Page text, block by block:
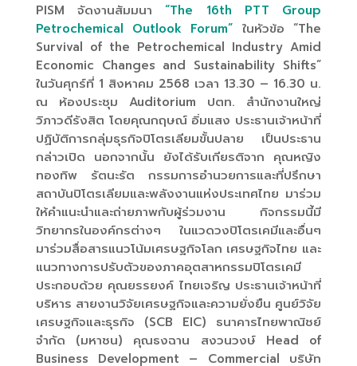
PISM จัดงานสัมมนา“The 16th PTT Group
Petrochemical Outlook Forum” ในหัวข้อ “The
Survival of the Petrochemical Industry Amid
Economic Changes and Sustainability Shifts”
ในวันศุกร์ที่ 1 สิงหาคม 2568 เวลา 13.30 – 16.30 น.
ณ ห้องประชุม Auditorium ปตท. สำนักงานใหญ่
วิภาวดีรังสิต โดยคุณกฤษณ์ อิ่มแสง ประธานเจ้าหน้าที่
ปฏิบัติการกลุ่มธุรกิจปิโตรเลียมขั้นปลาย เป็นประธาน
กล่าวเปิด นอกจากน้้น ยังได้รับเกียรติจาก คุณหญิง
ทองทิพ รัตนะรัตกรรมการอำนวยการและที่ปรึกษา
สถาบันปิโตรเลียมและพลังงานแห่งประเทศไทย มาร่วม
ให้คำแนะนำและถ่ายภาพกับผู้ร่วมงาน กิจกรรมนี้มี
วิทยากรในองค์กรต่างๆ ในแวดวงปิโตรเคมีและอื่นๆ
มาร่วมสื่อสารแนวโน้มเศรษฐกิจโลก เศรษฐกิจไทย และ
แนวทางการปรับตัวของภาคอุตสาหกรรมปิโตรเคมี
ประกอบด้วย คุณยรรยงค์ ไทยเจริญ ประธานเจ้าหน้าที่
บริหาร สายงานวิจัยเศรษฐกิจและความยั่งยืน ศูนย์วิจัย
เศรษฐกิจและธุรกิจ (SCB EIC) ธนาคารไทยพาณิชย์
จำกัด (มหาชน) คุณธงฉาน สงวนวงษ์ Head of
Business Development – Commercial บริษัท